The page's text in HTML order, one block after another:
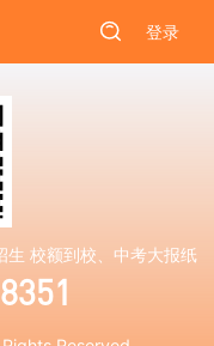
登录
生 校额到校、中考大报纸